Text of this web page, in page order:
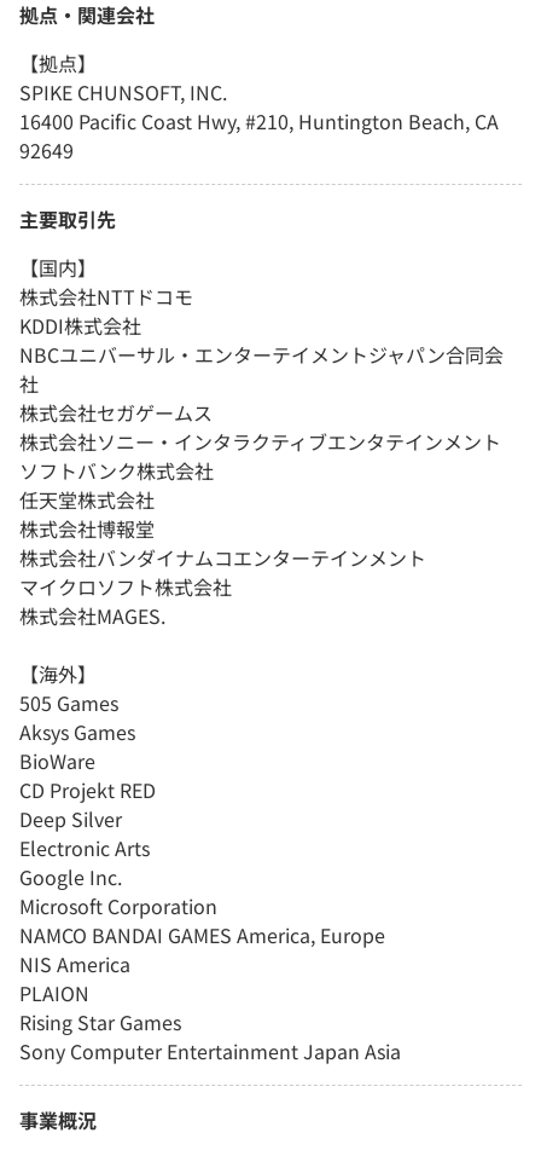
拠点・関連会社
【拠点】
SPIKE CHUNSOFT, INC.
16400 Pacific Coast Hwy, #210, Huntington Beach, CA
92649
主要取引先
【国内】
株式会社NTTドコモ
KDDI株式会社
NBCユニバーサル・エンターテイメントジャパン合同会
社
株式会社セガゲームス
株式会社ソニー・インタラクティブエンタテインメント
ソフトバンク株式会社
任天堂株式会社
株式会社博報堂
株式会社バンダイナムコエンターテインメント
マイクロソフト株式会社
株式会社MAGES.
【海外】
505 Games
Aksys Games
BioWare
CD Projekt RED
Deep Silver
Electronic Arts
Google Inc.
Microsoft Corporation
NAMCO BANDAI GAMES America, Europe
NIS America
PLAION
Rising Star Games
Sony Computer Entertainment Japan Asia
事業概況